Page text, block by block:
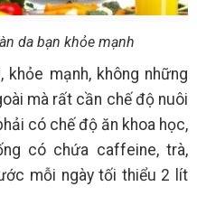
da bạn khỏe mạnh
mạnh, không những
mà rất cần chế độ nuôi
có chế độ ăn khoa học,
có chứa caffeine, trà,
mỗi ngày tối thiểu 2 lít